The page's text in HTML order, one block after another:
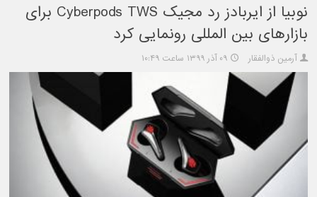
نوبیا از ایربادز رد مجیک Cyberpods TWS برای
بازار‌های بین المللی رونمایی کرد
آرمین ذوالفقار ۰۹ آذر ۱۳۹۹ ساعت ۱۰:۴۹